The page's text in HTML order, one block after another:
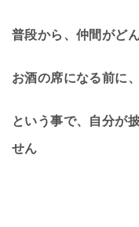
普段から、仲間がど
お酒の席になる前に
という事で、自分が
せん